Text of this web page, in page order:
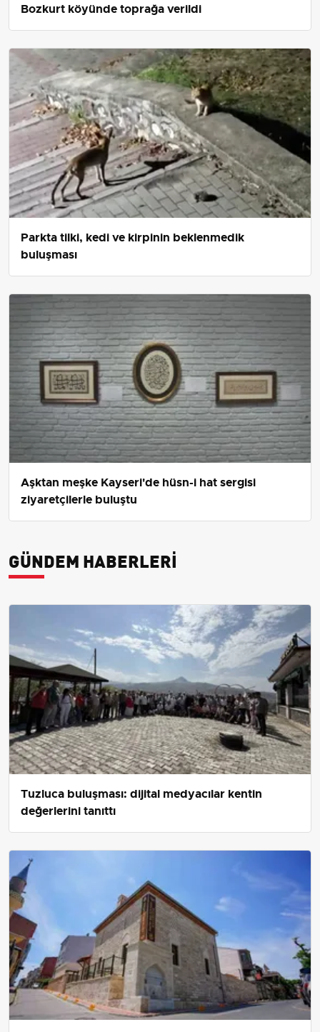
Bozkurt köyünde toprağa verildi
Parkta tilki, kedi ve kirpinin beklenmedik
buluşması
Aşktan meşke Kayseri'de hüsn-i hat sergisi
ziyaretçilerle buluştu
GÜNDEM HABERLERI
Tuzluca buluşması: dijital medyacılar kentin
değerlerini tanıttı